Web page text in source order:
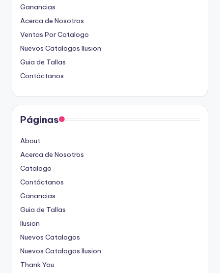
Ganancias
Acerca de Nosotros
Ventas Por Catalogo
Nuevos Catalogos Ilusion
Guia de Tallas
Contáctanos
Páginas
About
Acerca de Nosotros
Catalogo
Contáctanos
Ganancias
Guia de Tallas
Ilusion
Nuevos Catalogos
Nuevos Catalogos Ilusion
Thank You